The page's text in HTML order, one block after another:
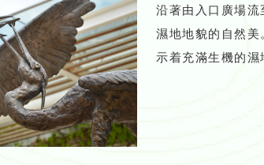
沿著由入口廣場流
濕地地貌的自然
示着充滿生機的濕